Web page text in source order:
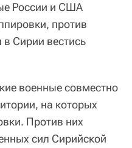
России и США
против
Сирии вестись
военные совместно
на которых
Против них
сил Сирийской